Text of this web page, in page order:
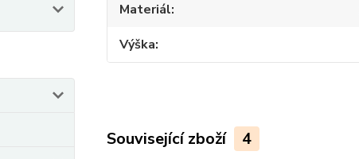
Materiál
Výška
Související zboží 4